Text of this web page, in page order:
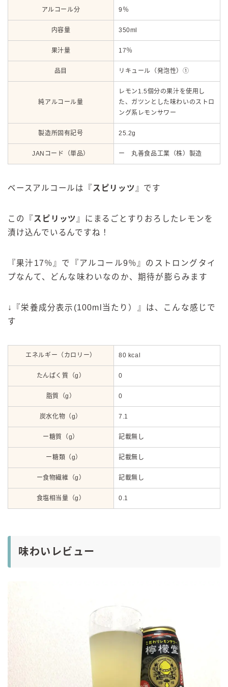
アルコール分 9％
内容量 350ml
果汁量 17％
品目 リキュール（発泡性）①
純アルコール量
レモン1.5個分の果汁を使用し
た、ガツンとした味わいのストロ
ング系レモンサワー
製造所固有記号 25.2g
JANコード（単品） ー 丸善食品工業（株）製造
ベースアルコールは『 スピリッツ 』です
この 『 スピリッツ 』にまるごとすりおろしたレモンを
漬け込んでいるんですね！
『果汁17％』で『アルコール9％』のストロングタイ
プなんて、どんな味わいなのか、期待が膨らみます
↓『栄養成分表示(100ml当たり）』は、こんな感じで
す
エネルギー（カロリー） 80 kcal
たんぱく質（g） 0
脂質（g） 0
炭水化物（g） 7.1
ー糖質（g） 記載無し
ー糖類（g） 記載無し
ー食物繊維（g） 記載無し
食塩相当量（g） 0.1
味わいレビュー